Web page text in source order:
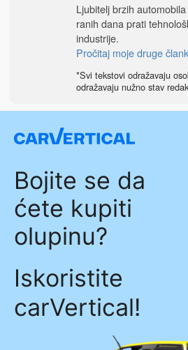
Ljubitelj brzih
ranih dana prati
industrije.
Pročitaj moje druge
*Svi tekstovi odražavaju
odražavaju nužno stav